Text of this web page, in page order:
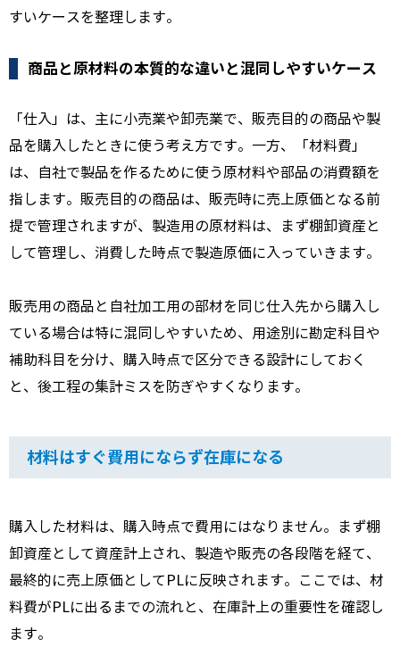
すいケースを整理します。
商品と原材料の本質的な違いと混同しやすいケース
「仕入」は、主に小売業や卸売業で、販売目的の商品や製
品を購入したときに使う考え方です。一方、「材料費」
は、自社で製品を作るために使う原材料や部品の消費額を
指します。販売目的の商品は、販売時に売上原価となる前
提で管理されますが、製造用の原材料は、まず棚卸資産と
して管理し、消費した時点で製造原価に入っていきます。
販売用の商品と自社加工用の部材を同じ仕入先から購入し
ている場合は特に混同しやすいため、用途別に勘定科目や
補助科目を分け、購入時点で区分できる設計にしておく
と、後工程の集計ミスを防ぎやすくなります。
材料はすぐ費用にならず在庫になる
購入した材料は、購入時点で費用にはなりません。まず棚
卸資産として資産計上され、製造や販売の各段階を経て、
最終的に売上原価としてPLに反映されます。ここでは、材
料費がPLに出るまでの流れと、在庫計上の重要性を確認し
ます。